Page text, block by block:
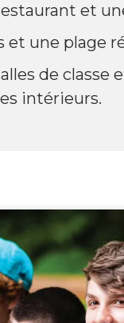
et
et une plage
de classe
intérieurs.